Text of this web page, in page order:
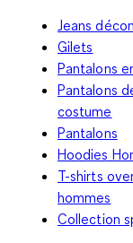
Jeans
Gilets
Pantalons
Pantalons
costume
Pantalons
Hoodies
T-shirts
hommes
Collection